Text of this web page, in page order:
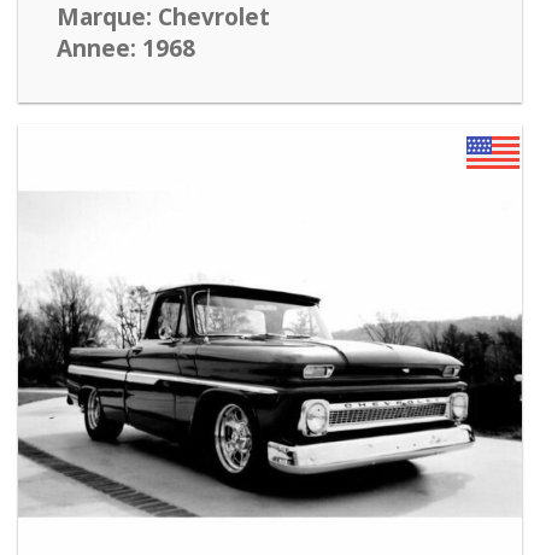
Marque: Chevrolet
Annee: 1968